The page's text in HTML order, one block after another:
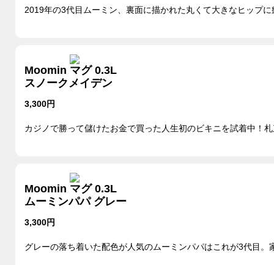
2019年の3代目ムーミン、裏面に描かれた丸くて大きなヒップに
Moomin マグ 0.3L
スノークメイデン
3,300円
カジノで勝って儲けたお金で買った人生初のビキニを試着中！
Moomin マグ 0.3L
ムーミンパパ グレー
3,300円
グレーの落ち着いた配色が人気のムーミンパパはこれが3代目。